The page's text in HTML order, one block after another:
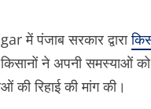
में पंजाब सरकार द्वारा
किसानों ने अपनी समस्याओं
की रिहाई की मांग की।